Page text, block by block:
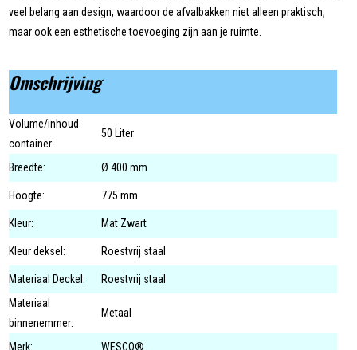
veel belang aan design, waardoor de afvalbakken niet alleen praktisch,
maar ook een esthetische toevoeging zijn aan je ruimte.
Omschrijving
Volume/inhoud
container:
50 Liter
Breedte: Ø 400 mm
Hoogte: 775 mm
Kleur: Mat Zwart
Kleur deksel: Roestvrij staal
Materiaal Deckel:
Roestvrij staal
Materiaal
binnenemmer:
Metaal
Merk:
WESCO®